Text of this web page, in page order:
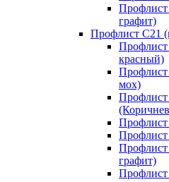
графит)
Профлист С21
красный)
мох)
графит)